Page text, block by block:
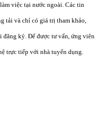
việc tại nước ngoài. Các tin
tải và chỉ có giá trị tham khảo,
ký. Để được tư vấn, ứng viên
trực tiếp với nhà tuyển dụng.